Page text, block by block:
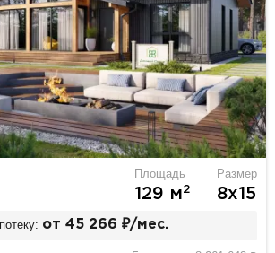
Площадь
129 м2
Размер
8х15
от 45 266 ₽/мес.